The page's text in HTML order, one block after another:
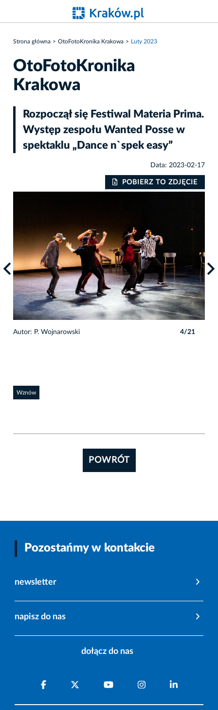
Strona główna OtoFotoKronika Krakowa Luty 2023
OtoFotoKronika
Krakowa
Rozpoczął się Festiwal Materia Prima.
Występ zespołu Wanted Posse w
spektaklu „Dance n`spek easy”
Data: 2023-02-17
POBIERZ TO ZDJĘCIE
Autor: P. Wojnarowski 4/21
Wznów
POWRÓT
Pozostańmy w kontakcie
newsletter
napisz do nas
dołącz do nas